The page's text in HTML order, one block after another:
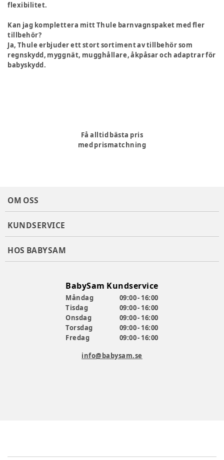
flexibilitet.
Kan jag komplettera mitt Thule barnvagnspaket med fler
tillbehör?
Ja, Thule erbjuder ett stort sortiment av tillbehör som
regnskydd, myggnät, mugghållare, åkpåsar och adaptrar för
babyskydd.
Få alltid bästa pris
med prismatchning
OM OSS
KUNDSERVICE
HOS BABYSAM
BabySam Kundservice
Måndag
09:00 - 16:00
Tisdag
09:00 - 16:00
Onsdag
09:00 - 16:00
Torsdag
09:00 - 16:00
Fredag
09:00 - 16:00
info@babysam.se